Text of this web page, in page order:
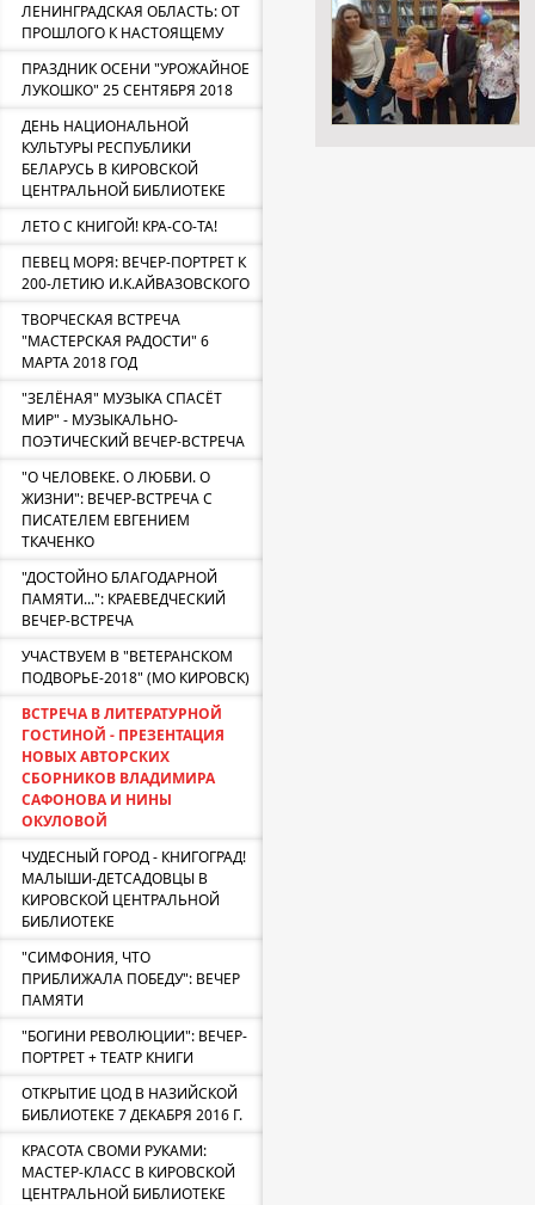
ЛЕНИНГРАДСКАЯ ОБЛАСТЬ: ОТ
ПРОШЛОГО К НАСТОЯЩЕМУ
ПРАЗДНИК ОСЕНИ "УРОЖАЙНОЕ
ЛУКОШКО" 25 СЕНТЯБРЯ 2018
ДЕНЬ НАЦИОНАЛЬНОЙ
КУЛЬТУРЫ РЕСПУБЛИКИ
БЕЛАРУСЬ В КИРОВСКОЙ
ЦЕНТРАЛЬНОЙ БИБЛИОТЕКЕ
ЛЕТО С КНИГОЙ! КРА-СО-ТА!
ПЕВЕЦ МОРЯ: ВЕЧЕР-ПОРТРЕТ К
200-ЛЕТИЮ И.К.АЙВАЗОВСКОГО
ТВОРЧЕСКАЯ ВСТРЕЧА
"МАСТЕРСКАЯ РАДОСТИ" 6
МАРТА 2018 ГОД
"ЗЕЛЁНАЯ" МУЗЫКА СПАСЁТ
МИР" - МУЗЫКАЛЬНО-
ПОЭТИЧЕСКИЙ ВЕЧЕР-ВСТРЕЧА
"О ЧЕЛОВЕКЕ. О ЛЮБВИ. О
ЖИЗНИ": ВЕЧЕР-ВСТРЕЧА С
ПИСАТЕЛЕМ ЕВГЕНИЕМ
ТКАЧЕНКО
"ДОСТОЙНО БЛАГОДАРНОЙ
ПАМЯТИ...": КРАЕВЕДЧЕСКИЙ
ВЕЧЕР-ВСТРЕЧА
УЧАСТВУЕМ В "ВЕТЕРАНСКОМ
ПОДВОРЬЕ-2018" (МО КИРОВСК)
ВСТРЕЧА В ЛИТЕРАТУРНОЙ
ГОСТИНОЙ - ПРЕЗЕНТАЦИЯ
НОВЫХ АВТОРСКИХ
СБОРНИКОВ ВЛАДИМИРА
САФОНОВА И НИНЫ
ОКУЛОВОЙ
ЧУДЕСНЫЙ ГОРОД - КНИГОГРАД!
МАЛЫШИ-ДЕТСАДОВЦЫ В
КИРОВСКОЙ ЦЕНТРАЛЬНОЙ
БИБЛИОТЕКЕ
"СИМФОНИЯ, ЧТО
ПРИБЛИЖАЛА ПОБЕДУ": ВЕЧЕР
ПАМЯТИ
"БОГИНИ РЕВОЛЮЦИИ": ВЕЧЕР-
ПОРТРЕТ + ТЕАТР КНИГИ
ОТКРЫТИЕ ЦОД В НАЗИЙСКОЙ
БИБЛИОТЕКЕ 7 ДЕКАБРЯ 2016 Г.
КРАСОТА СВОМИ РУКАМИ:
МАСТЕР-КЛАСС В КИРОВСКОЙ
ЦЕНТРАЛЬНОЙ БИБЛИОТЕКЕ